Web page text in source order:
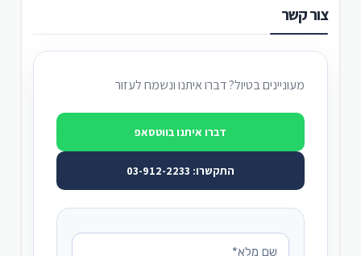
צור קשר
מעוניינים בטיול? דברו איתנו ונשמח לעזור
דברו איתנו בווטסאפ
התקשרו: 03-912-2233